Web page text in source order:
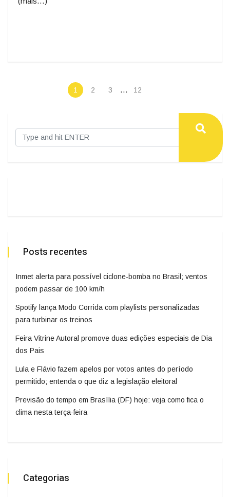
1 2 3 … 12
Posts recentes
Inmet alerta para possível ciclone-bomba no Brasil; ventos
podem passar de 100 km/h
Spotify lança Modo Corrida com playlists personalizadas
para turbinar os treinos
Feira Vitrine Autoral promove duas edições especiais de Dia
dos Pais
Lula e Flávio fazem apelos por votos antes do período
permitido; entenda o que diz a legislação eleitoral
Previsão do tempo em Brasília (DF) hoje: veja como fica o
clima nesta terça-feira
Categorias